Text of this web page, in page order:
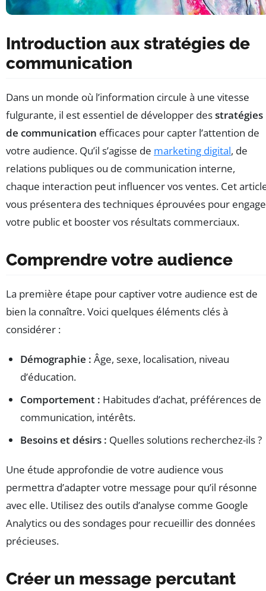
Introduction aux stratégies de
communication
Dans un monde où l’information circule à une vitesse
fulgurante, il est essentiel de développer desstratégies
de communication efficaces pour capter l’attention de
votre audience. Qu’il s’agisse de marketing digital, de
relations publiques ou de communication interne,
chaque interaction peut influencer vos ventes. Cet
vous présentera des techniques éprouvées pour
votre public et booster vos résultats commerciaux.
Comprendre votre audience
La première étape pour captiver votre audience est de
bien la connaître. Voici quelques éléments clés à
considérer :
Démographie : Âge, sexe, localisation, niveau
d’éducation.
Comportement : Habitudes d’achat, préférences de
communication, intérêts.
Besoins et désirs : Quelles solutions recherchez-ils ?
Une étude approfondie de votre audience vous
permettra d’adapter votre message pour qu’il résonne
avec elle. Utilisez des outils d’analyse comme Google
Analytics ou des sondages pour recueillir des données
précieuses.
Créer un message percutant